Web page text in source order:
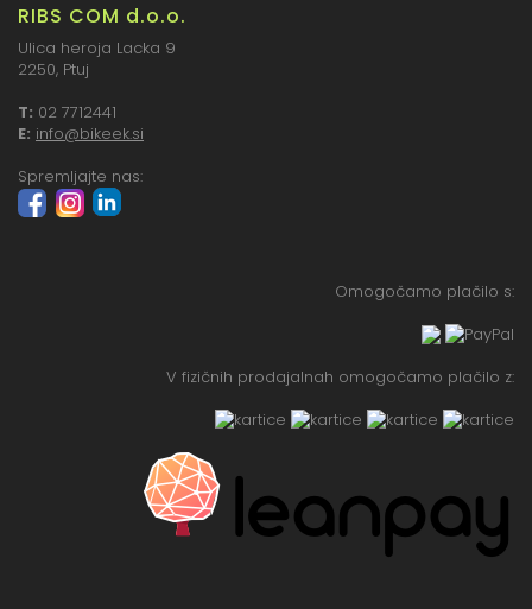
RIBS COM d.o.o.
Ulica heroja Lacka 9
2250, Ptuj
T: 02 7712441
E: info@bikeek.si
Spremljajte nas:
Omogočamo plačilo s:
V fizičnih prodajalnah omogočamo plačilo z: